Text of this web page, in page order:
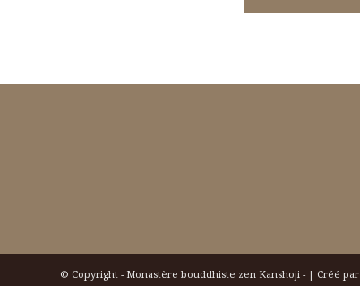
© Copyright - Monastère bouddhiste zen Kanshoji - | Créé par